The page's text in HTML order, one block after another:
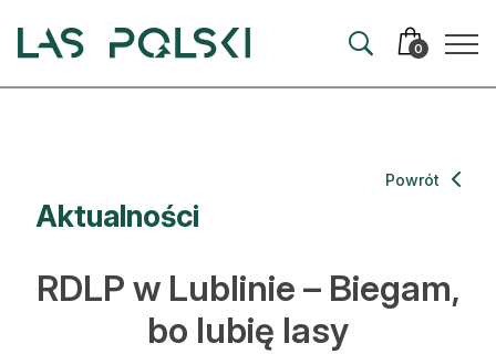
0
Artykuły
Hodowla lasu
Ochrona lasu
Aktualności
Powrót
RDLP w Lublinie – Biegam,
bo lubię lasy